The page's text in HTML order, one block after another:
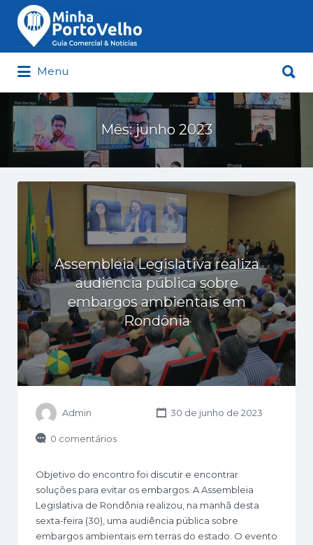
Minha Porto Velho – Seu Guia
Comercial e Notícias de Porto Velho
Buscar
por:
Menu
por:
Mês:junho 2023
Assembleia Legislativa realiza
audiência pública sobre
embargos ambientais em
Rondônia
Admin 30 de junho de 2023
0 comentários
Objetivo do encontro foi discutir e encontrar
soluções para evitar os embargos. A Assembleia
Legislativa de Rondônia realizou, na manhã desta
sexta-feira (30), uma audiência pública sobre
embargos ambientais em terras do estado. O evento